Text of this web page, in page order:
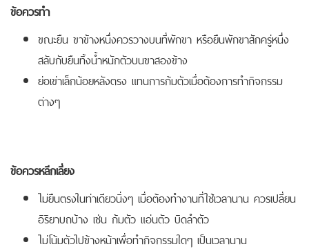
ข้อควรทำ
ขณะยืน ขาข้างหนึ่งควรวางบนที่พักขา หรือยืนพักขาสักครู่หนึ่ง
สลับกับยืนทิ้งน้ำหนักตัวบนขาสองข้าง
ย่อเข่าเล็กน้อยหลังตรง แทนการก้มตัวเมื่อต้องการทำกิจกรรม
ต่างๆ
ข้อควรหลีกเลี่ยง
ไม่ยืนตรงในท่าเดียวนิ่งๆ เมื่อต้องทำงานที่ใช้เวลานาน ควรเปลี่ยน
อิริยาบถบ้าง เช่น ก้มตัว แอ่นตัว บิดลำตัว
ไม่โน้มตัวไปข้างหน้าเพื่อทำกิจกรรมใดๆ เป็นเวลานาน